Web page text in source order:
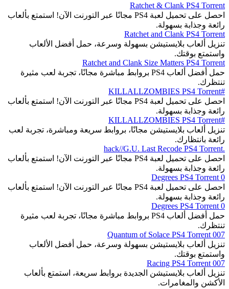
Ratchet & Clank PS4 Torrent
احصل على تحميل لعبة PS4 مجانًا عبر التورنت الآن! استمتع بألعاب
رائعة وجذابة بسهولة.
Ratchet and Clank PS4 Torrent
تنزيل ألعاب بلايستيشن بسهولة وسرعة، حمل أفضل الألعاب
واستمتع بوقتك.
Ratchet and Clank Size Matters PS4 Torrent
حمل أفضل ألعاب PS4 بروابط مباشرة مجانًا، تجربة لعب مثيرة
تنتظرك.
#KILLALLZOMBIES PS4 Torrent
احصل على تحميل لعبة PS4 مجانًا عبر التورنت الآن! استمتع بألعاب
رائعة وجذابة بسهولة.
#KILLALLZOMBIES PS4 Torrent
تنزيل ألعاب بلايستيشن مجانًا، بروابط سريعة ومباشرة، تجربة لعب
رائعة بانتظارك.
.hack//G.U. Last Recode PS4 Torrent
احصل على تحميل لعبة PS4 مجانًا عبر التورنت الآن! استمتع بألعاب
رائعة وجذابة بسهولة.
0 Degrees PS4 Torrent
احصل على تحميل لعبة PS4 مجانًا عبر التورنت الآن! استمتع بألعاب
رائعة وجذابة بسهولة.
0 Degrees PS4 Torrent
حمل أفضل ألعاب PS4 بروابط مباشرة مجانًا، تجربة لعب مثيرة
تنتظرك.
007 Quantum of Solace PS4 Torrent
تنزيل ألعاب بلايستيشن بسهولة وسرعة، حمل أفضل الألعاب
واستمتع بوقتك.
007 Racing PS4 Torrent
تنزيل ألعاب بلايستيشن الجديدة بروابط سريعة، استمتع بألعاب
الأكشن والمغامرات.